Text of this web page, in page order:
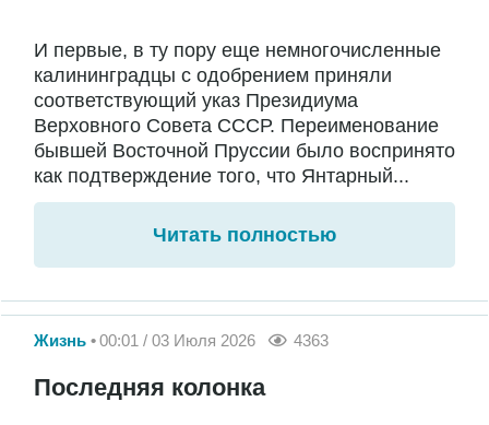
И первые, в ту пору еще немногочисленные
калининградцы с одобрением приняли
соответствующий указ Президиума
Верховного Совета СССР. Переименование
бывшей Восточной Пруссии было воспринято
как подтверждение того, что Янтарный...
Читать полностью
Жизнь 00:01 / 03 Июля 2026 4363
Последняя колонка